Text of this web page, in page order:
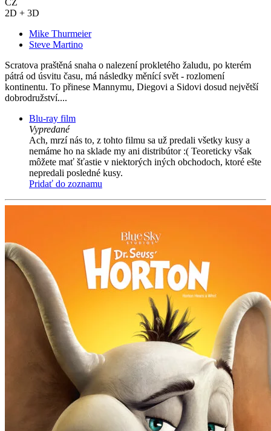
CZ
2D + 3D
Mike Thurmeier
Steve Martino
Scratova praštěná snaha o nalezení prokletého žaludu, po kterém
pátrá od úsvitu času, má následky měnící svět - rozlomení
kontinentu. To přinese Mannymu, Diegovi a Sidovi dosud největší
dobrodružství....
Blu-ray film
Vypredané
Ach, mrzí nás to, z tohto filmu sa už predali všetky kusy a
nemáme ho na sklade my ani distribútor :( Teoreticky však
môžete mať šťastie v niektorých iných obchodoch, ktoré ešte
nepredali posledné kusy.
Pridať do zoznamu